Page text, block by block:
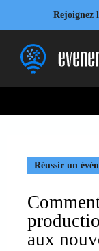
contenu
Rejoignez
Réussir un
aux